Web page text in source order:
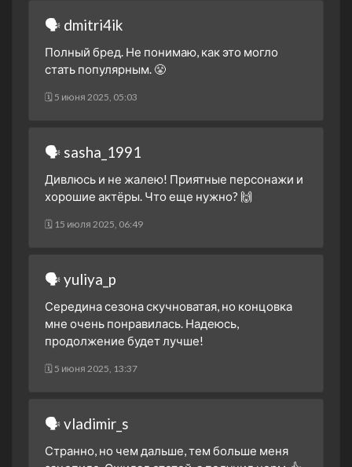
1 сезон 1 серия
17 сентября 2024
🗣 dmitri4ik
Полный бред. Не понимаю, как это могло
стать популярным. 😤
🗓 5 июня 2025, 05:03
🗣 sasha_1991
Дивлюсь и не жалею! Приятные персонажи и
хорошие актёры. Что еще нужно? 🙌
🗓 15 июля 2025, 06:49
🗣 yuliya_p
Середина сезона скучноватая, но концовка
мне очень понравилась. Надеюсь,
продолжение будет лучше!
🗓 5 июня 2025, 13:37
🗣 vladimir_s
Странно, но чем дальше, тем больше меня